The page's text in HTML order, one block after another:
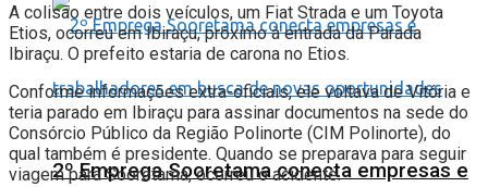
2º Emprega Sooretama conecta empresas e
A colisão entre dois veículos, um Fiat Strada e um Toyota
Etios, ocorreu em Ibiraçu, próximo à entrada da Parada
Ibiraçu. O prefeito estaria de carona no Etios.
Conforme informações extra-oficiais, ele voltava de Vitória e
teria parado em Ibiraçu para assinar documentos na sede do
Consórcio Público da Região Polinorte (CIM Polinorte), do
qual também é presidente. Quando se preparava para seguir
viagem para Sooretama, ocorreu o acidente.